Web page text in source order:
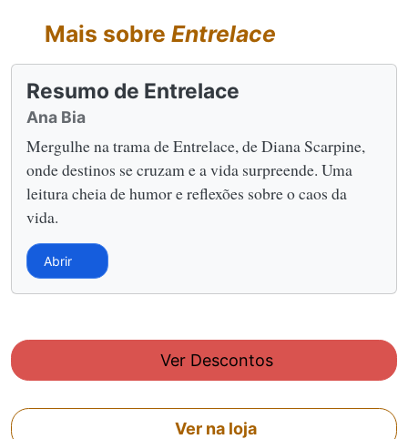
Mais sobre Entrelace
Resumo de Entrelace
Ana Bia
Mergulhe na trama de Entrelace, de Diana Scarpine,
onde destinos se cruzam e a vida surpreende. Uma
leitura cheia de humor e reflexões sobre o caos da
vida.
Abrir
Ver Descontos
Ver na loja